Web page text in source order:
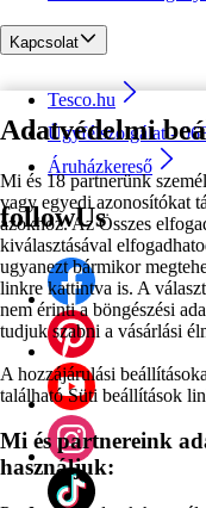
Adatvédelmi
Mi és 18 partnerünk
vagy egyedi azonosítókat
azokhoz. Az Összes
kiválasztásával
ugyanezt bármikor
linkre kattintva is. A
nem érinti a böngészési
tudjuk szabni a vásárlási
A hozzájárulási
található Süti beállítások
Mi és partnereink
használjuk:
Kapcsolat
Tesco.hu
Ügyfélszolgálat -
Áruházkereső
followUs